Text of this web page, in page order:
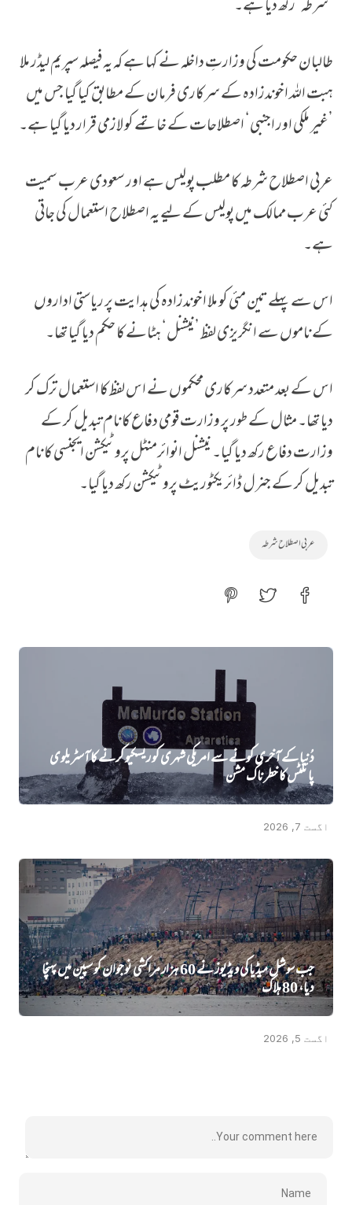
’شرطہ‘ رکھ دیا ہے۔
طالبان حکومت کی وزارتِ داخلہ نے کہا ہے کہ یہ فیصلہ سپریم لیڈر ملا
ہبت اللہ اخوندزادہ کے سرکاری فرمان کے مطابق کیا گیا جس میں
’غیر ملکی اور اجنبی‘ اصطلاحات کے خاتمے کو لازمی قرار دیا گیا ہے۔
عربی اصطلاح شرطہ کا مطلب پولیس ہے اور سعودی عرب سمیت
کئی عرب ممالک میں پولیس کے لیے یہ اصطلاح استعمال کی جاتی
ہے۔
اس سے پہلے تین مئی کو ملا اخوندزادہ کی ہدایت پر ریاستی اداروں
کے ناموں سے انگریزی لفظ ’نیشنل‘ ہٹانے کا حکم دیا گیا تھا۔
اس کے بعد متعدد سرکاری محکموں نے اس لفظ کا استعمال ترک کر
دیا تھا۔ مثال کے طور پر وزارت قومی دفاع کا نام تبدیل کر کے
وزارت دفاع رکھ دیا گیا۔ نیشنل انوائرمنٹل پروٹیکشن ایجنسی کا نام
تبدیل کر کے جنرل ڈائریکٹوریٹ پروٹیکشن رکھ دیا گیا۔
عربی اصطلاح شرطہ
دُنیا کے آخری کونے سے امریکی شہری کو ریسکیو کرنے کا آسٹریلوی
پائلٹس کا خطرناک مشن
اگست 7, 2026
جب سوشل میڈیا کی ویڈیوز نے 60 ہزار مراکشی نوجوان کو سپین میں پہنچا
دیا، 80 ہلاک
اگست 5, 2026